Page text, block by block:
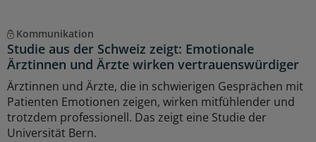
Kommunikation
Studie aus der Schweiz zeigt: Emotionale
Ärztinnen und Ärzte wirken vertrauenswürdiger
Ärztinnen und Ärzte, die in schwierigen Gesprächen mit
Patienten Emotionen zeigen, wirken mitfühlender und
trotzdem professionell. Das zeigt eine Studie der
Universität Bern.